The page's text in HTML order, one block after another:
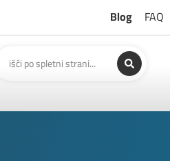
Blog FAQ